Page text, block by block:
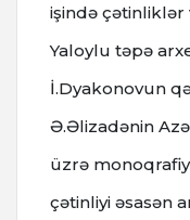
işində çətinliklər
Yaloylu təpə
İ.Dyakonovun
Ə.Əlizadənin
üzrə
çətinliyi əsasən